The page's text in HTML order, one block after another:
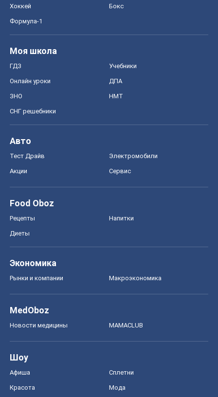
Хоккей Бокс
Формула-1
Моя школа
ГДЗ Учебники
Онлайн уроки ДПА
ЗНО НМТ
СНГ решебники
Авто
Тест Драйв Электромобили
Акции Сервис
Food Oboz
Рецепты Напитки
Диеты
Экономика
Рынки и компании Mакроэкономика
MedOboz
Новости медицины MAMACLUB
Шоу
Афиша Сплетни
Красота Мода